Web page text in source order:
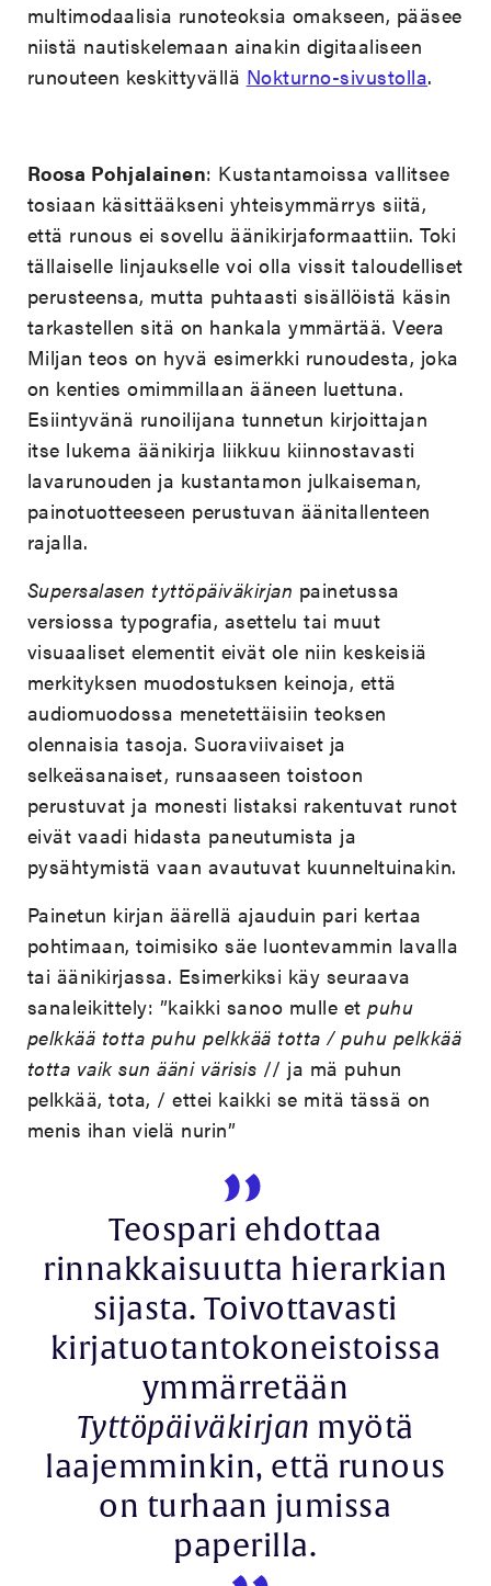
multimodaalisia runoteoksia omakseen, pääsee
niistä nautiskelemaan ainakin digitaaliseen
runouteen keskittyvällä Nokturno-sivustolla.
Roosa Pohjalainen: Kustantamoissa vallitsee
tosiaan käsittääkseni yhteisymmärrys siitä,
että runous ei sovellu äänikirjaformaattiin. Toki
tällaiselle linjaukselle voi olla vissit taloudelliset
perusteensa, mutta puhtaasti sisällöistä käsin
tarkastellen sitä on hankala ymmärtää. Veera
Miljan teos on hyvä esimerkki runoudesta, joka
on kenties omimmillaan ääneen luettuna.
Esiintyvänä runoilijana tunnetun kirjoittajan
itse lukema äänikirja liikkuu kiinnostavasti
lavarunouden ja kustantamon julkaiseman,
painotuotteeseen perustuvan äänitallenteen
rajalla.
Supersalasen tyttöpäiväkirjan painetussa
versiossa typografia, asettelu tai muut
visuaaliset elementit eivät ole niin keskeisiä
merkityksen muodostuksen keinoja, että
audiomuodossa menetettäisiin teoksen
olennaisia tasoja. Suoraviivaiset ja
selkeäsanaiset, runsaaseen toistoon
perustuvat ja monesti listaksi rakentuvat runot
eivät vaadi hidasta paneutumista ja
pysähtymistä vaan avautuvat kuunneltuinakin.
Painetun kirjan äärellä ajauduin pari kertaa
pohtimaan, toimisiko säe luontevammin lavalla
tai äänikirjassa. Esimerkiksi käy seuraava
sanaleikittely: ”kaikki sanoo mulle etpuhu
pelkkää totta puhu pelkkää totta / puhu pelkkää
totta vaik sun ääni värisis // ja mä puhun
pelkkää, tota, / ettei kaikki se mitä tässä on
menis ihan vielä nurin”
Teospari ehdottaa
rinnakkaisuutta hierarkian
sijasta. Toivottavasti
kirjatuotantokoneistoissa
ymmärretään
Tyttöpäiväkirjan myötä
laajemminkin, että runous
on turhaan jumissa
paperilla.